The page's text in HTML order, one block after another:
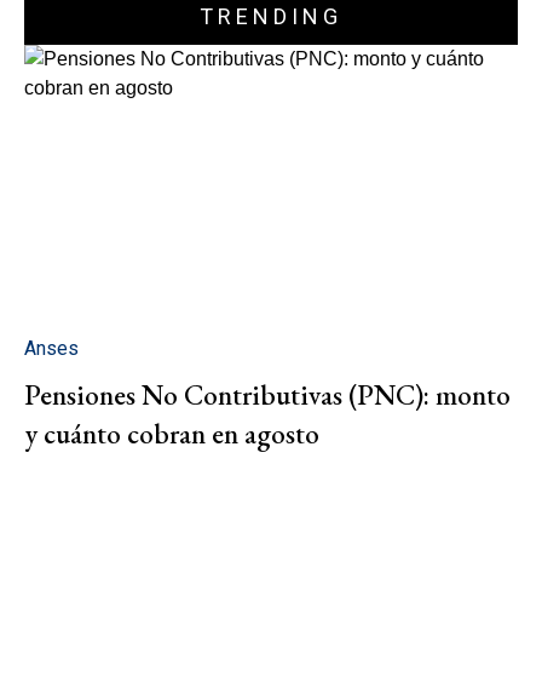
TRENDING
Anses
Pensiones No Contributivas (PNC): monto
y cuánto cobran en agosto